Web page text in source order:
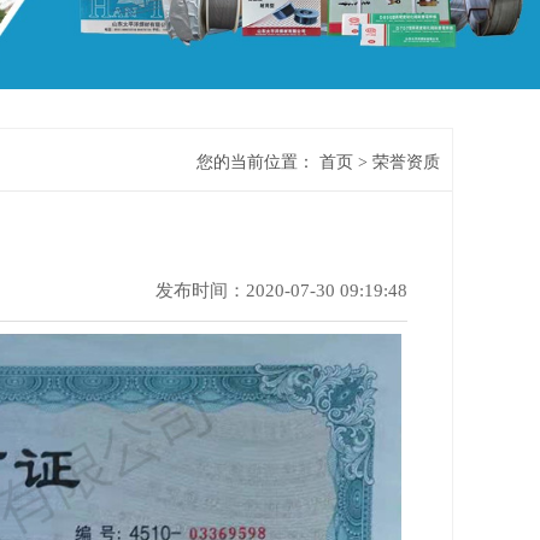
您的当前位置： 首页 > 荣誉资质
发布时间：2020-07-30 09:19:48